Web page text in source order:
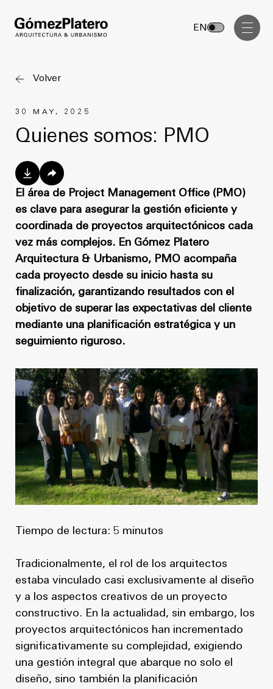
Gerenciamiento de Obra
Masterplan
Anteproyecto
Dirección de Obra
Proyectos
GP inside
Noticias
Quiénes somos
Trabaja con nosotros
Contacto
EN
Servicios
Arquitectura
Urbanismo
Gerenciamiento de Obra
Diseño Interior
Comunicación Visual
Masterplan
Anteproyecto
Proyecto Ejecutivo
Proyectos
GP inside
Noticias
Quiénes somos
Trabaja con nosotros
Contacto
Volver
30 MAY, 2025
Quienes somos: PMO
El área de Project Management Office (PMO)
es clave para asegurar la gestión eficiente y
coordinada de proyectos arquitectónicos cada
vez más complejos. En Gómez Platero
Arquitectura & Urbanismo, PMO acompaña
cada proyecto desde su inicio hasta su
finalización, garantizando resultados con el
objetivo de superar las expectativas del cliente
mediante una planificación estratégica y un
seguimiento riguroso.
Tiempo de lectura: 5 minutos
Tradicionalmente, el rol de los arquitectos
estaba vinculado casi exclusivamente al diseño
y a los aspectos creativos de un proyecto
constructivo. En la actualidad, sin embargo, los
proyectos arquitectónicos han incrementado
significativamente su complejidad, exigiendo
una gestión integral que abarque no solo el
diseño, sino también la planificación